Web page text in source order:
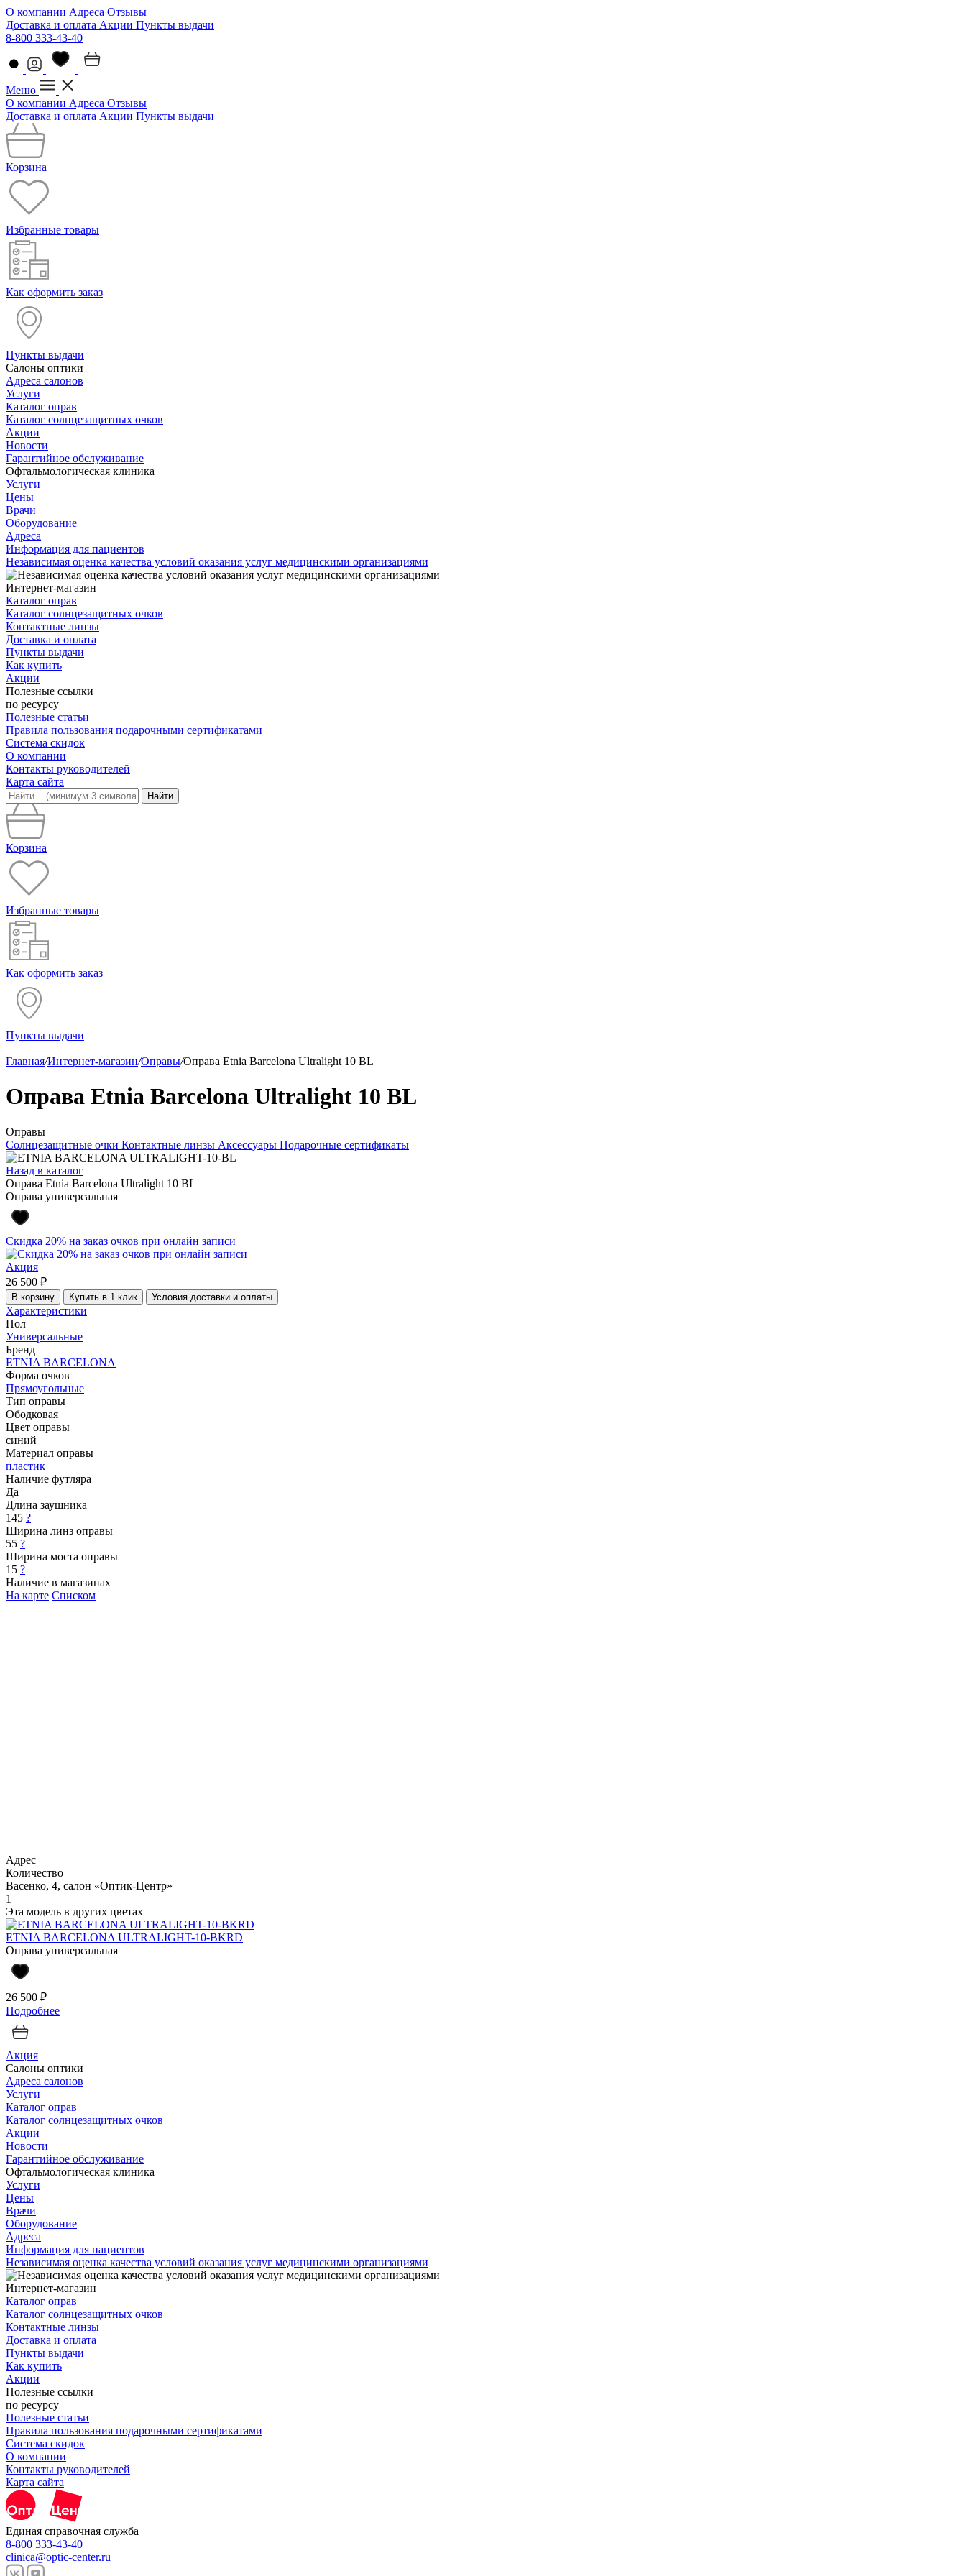
О компании Адреса Отзывы
Доставка и оплата Акции Пункты выдачи
8-800 333-43-40
Меню
О компании Адреса Отзывы
Доставка и оплата Акции Пункты выдачи
Корзина
Избранные товары
Как оформить заказ
Пункты выдачи
Салоны оптики
Адреса салонов
Услуги
Каталог оправ
Каталог солнцезащитных очков
Акции
Новости
Гарантийное обслуживание
Офтальмологическая клиника
Услуги
Цены
Врачи
Оборудование
Адреса
Информация для пациентов
Независимая оценка качества условий оказания услуг медицинскими организациями
Интернет-магазин
Каталог оправ
Каталог солнцезащитных очков
Контактные линзы
Доставка и оплата
Пункты выдачи
Как купить
Акции
Полезные ссылки
по ресурсу
Полезные статьи
Правила пользования подарочными сертификатами
Система скидок
О компании
Контакты руководителей
Карта сайта
Найти
Корзина
Избранные товары
Как оформить заказ
Пункты выдачи
Главная/Интернет-магазин/Оправы/Оправа Etnia Barcelona Ultralight 10 BL
Оправа Etnia Barcelona Ultralight 10 BL
Оправы
Солнцезащитные очки Контактные линзы Аксессуары Подарочные сертификаты
Назад в каталог
Оправа Etnia Barcelona Ultralight 10 BL
Оправа универсальная
Скидка 20% на заказ очков при онлайн записи
Акция
26 500 ₽
В корзину Купить в 1 клик Условия доставки и оплаты
Характеристики
Пол
Универсальные
Бренд
ETNIA BARCELONA
Форма очков
Прямоугольные
Тип оправы
Ободковая
Цвет оправы
синий
Материал оправы
пластик
Наличие футляра
Да
Длина заушника
145 ?
Ширина линз оправы
55 ?
Ширина моста оправы
15 ?
Наличие в магазинах
На карте Списком
Адрес
Количество
Васенко, 4, салон «Оптик-Центр»
1
Эта модель в других цветах
ETNIA BARCELONA ULTRALIGHT-10-BKRD
Оправа универсальная
26 500 ₽
Подробнее
Акция
Салоны оптики
Адреса салонов
Услуги
Каталог оправ
Каталог солнцезащитных очков
Акции
Новости
Гарантийное обслуживание
Офтальмологическая клиника
Услуги
Цены
Врачи
Оборудование
Адреса
Информация для пациентов
Независимая оценка качества условий оказания услуг медицинскими организациями
Интернет-магазин
Каталог оправ
Каталог солнцезащитных очков
Контактные линзы
Доставка и оплата
Пункты выдачи
Как купить
Акции
Полезные ссылки
по ресурсу
Полезные статьи
Правила пользования подарочными сертификатами
Система скидок
О компании
Контакты руководителей
Карта сайта
Единая справочная служба
8-800 333-43-40
clinica@optic-center.ru